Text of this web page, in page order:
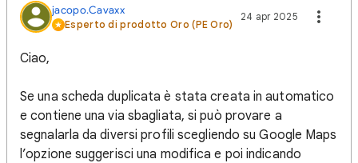
jacopo.Cavaxx
Esperto di prodotto Oro (PE Oro)
24 apr 2025
Ciao,
Se una scheda duplicata è stata creata in automatico
e contiene una via sbagliata, si può provare a
segnalarla da diversi profili scegliendo su Google Maps
l’opzione suggerisci una modifica e poi indicando